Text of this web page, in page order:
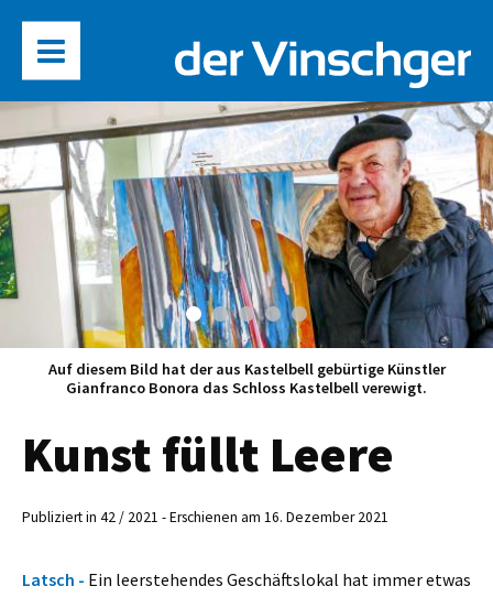
Auf diesem Bild hat der aus Kastelbell gebürtige Künstler
Gianfranco Bonora das Schloss Kastelbell verewigt.
Kunst füllt Leere
Publiziert in 42 / 2021 - Erschienen am 16. Dezember 2021
Latsch - Ein leerstehendes Geschäftslokal hat immer etwas